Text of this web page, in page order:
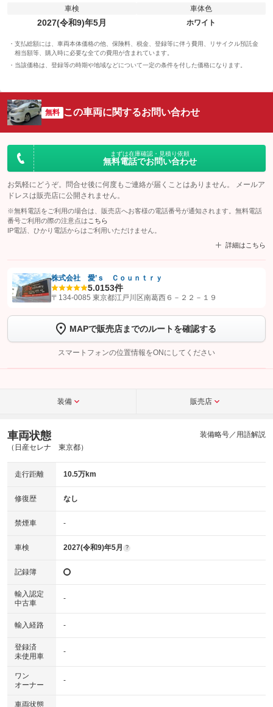
車検
2027(令和9)年5月
車体色
ホワイト
支払総額には、車両本体価格の他、保険料、税金、登録等に伴う費用、リサイクル預託金
相当額等、購入時に必要な全ての費用が含まれています。
当該価格は、登録等の時期や地域などについて一定の条件を付した価格になります。
無料 この車両に関するお問い合わせ
まずは在庫確認・見積り依頼
無料電話でお問い合わせ
お気軽にどうぞ。問合せ後に何度もご連絡が届くことはありません。 メールア
ドレスは販売店に公開されません。
※無料電話をご利用の場合は、販売店へお客様の電話番号が通知されます。無料電話
番号ご利用の際の注意点は こちら
IP電話、ひかり電話からはご利用いただけません。
詳細はこちら
【STEP1】認証画面でグーネットを友だち追加してから「許可する」ボタンを押
トーク画面で
ボタンをタップして問い合わせを
完了してください。
こちら
株式会社 愛’ｓ Ｃｏｕｎｔｒｙ
5.0153件
〒134-0085 東京都江戸川区南葛西６－２２－１９
MAPで販売店までのルートを確認する
スマートフォンの位置情報をONにしてください
装備 販売店
車両状態
（日産セレナ 東京都）
装備略号／用語解説
走行距離 10.5万km
修復歴 なし
禁煙車 -
車検 2027(令和9)年5月 ?
記録簿
輸入認定
中古車
-
輸入経路 -
登録済
未使用車
-
ワン
オーナー
-
車両状態